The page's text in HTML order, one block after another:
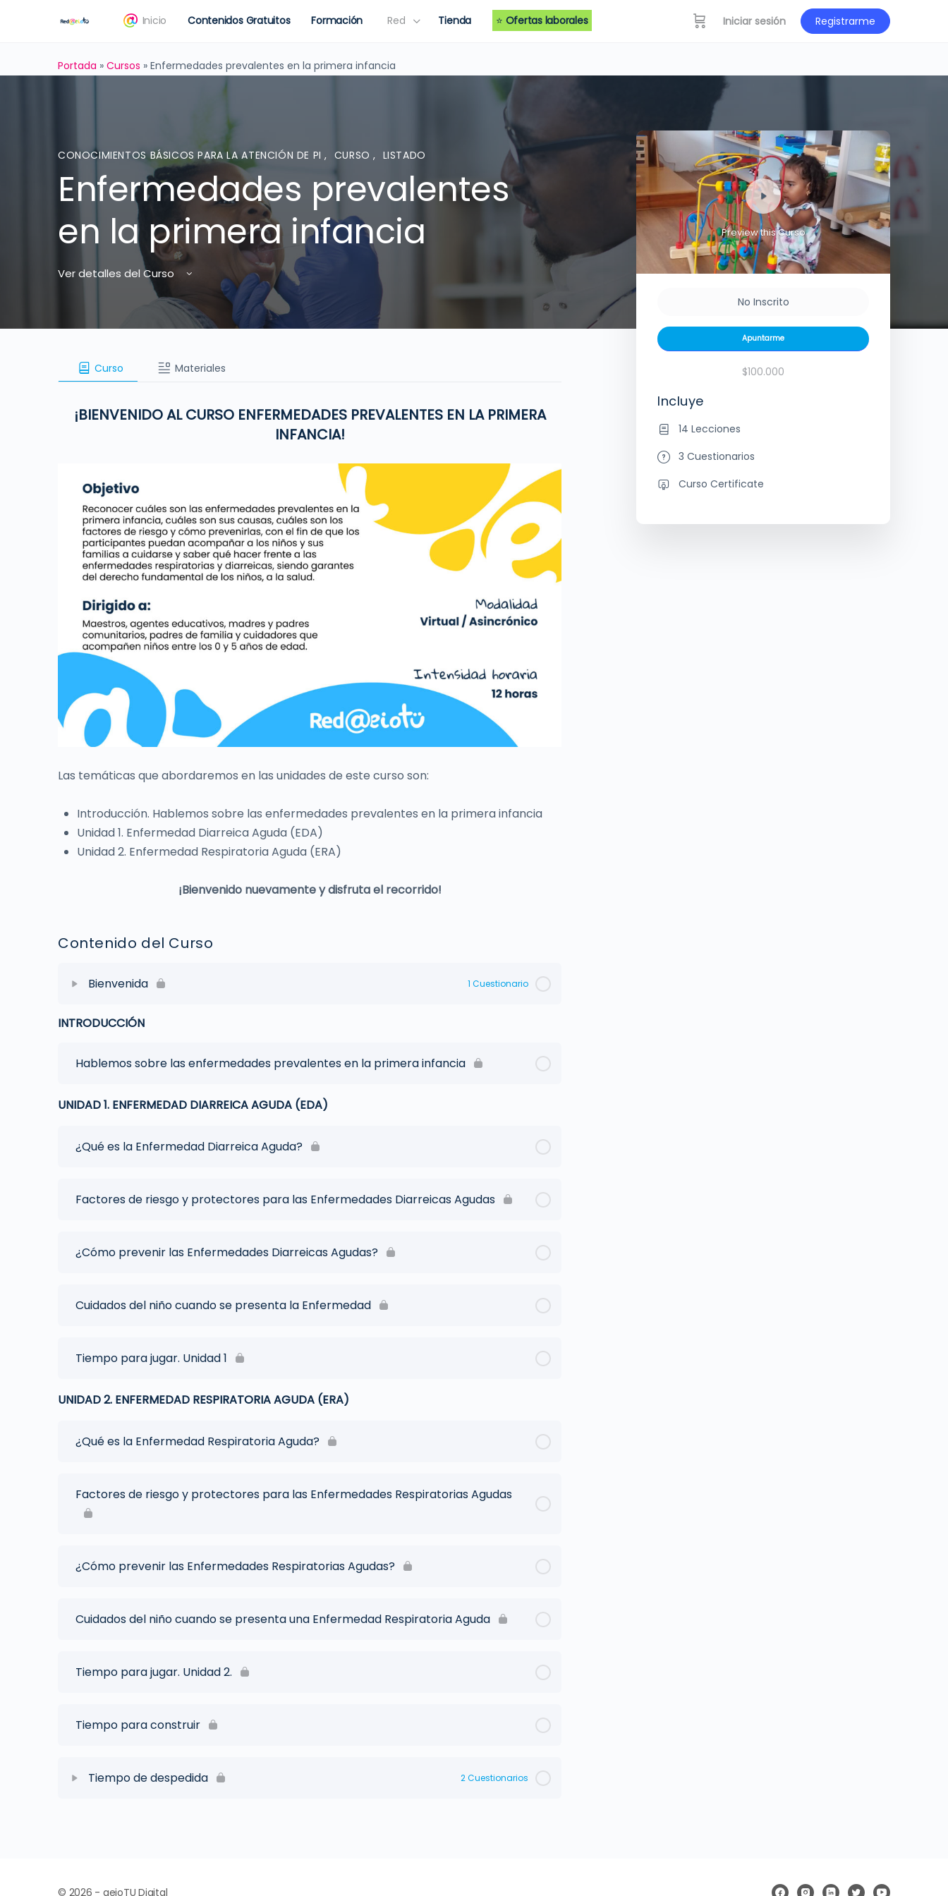
Inicio Contenidos Gratuitos Formación Red Tienda ⭐ Ofertas laborales Iniciar sesión Registrarme
Portada » Cursos » Enfermedades prevalentes en la primera infancia
CONOCIMIENTOS BÁSICOS PARA LA ATENCIÓN DE PI, CURSO, LISTADO
Enfermedades prevalentes
en la primera infancia
Ver detalles del Curso
Curso Materiales
¡BIENVENIDO AL CURSO ENFERMEDADES PREVALENTES EN LA PRIMERA
INFANCIA!
Las temáticas que abordaremos en las unidades de este curso son:
Introducción. Hablemos sobre las enfermedades prevalentes en la primera infancia
Unidad 1. Enfermedad Diarreica Aguda (EDA)
Unidad 2. Enfermedad Respiratoria Aguda (ERA)
¡Bienvenido nuevamente y disfruta el recorrido!
Contenido del Curso
Bienvenida 1 Cuestionario
INTRODUCCIÓN
Hablemos sobre las enfermedades prevalentes en la primera infancia
UNIDAD 1. ENFERMEDAD DIARREICA AGUDA (EDA)
¿Qué es la Enfermedad Diarreica Aguda?
Factores de riesgo y protectores para las Enfermedades Diarreicas Agudas
¿Cómo prevenir las Enfermedades Diarreicas Agudas?
Cuidados del niño cuando se presenta la Enfermedad
Tiempo para jugar. Unidad 1
UNIDAD 2. ENFERMEDAD RESPIRATORIA AGUDA (ERA)
¿Qué es la Enfermedad Respiratoria Aguda?
Factores de riesgo y protectores para las Enfermedades Respiratorias Agudas
¿Cómo prevenir las Enfermedades Respiratorias Agudas?
Cuidados del niño cuando se presenta una Enfermedad Respiratoria Aguda
Tiempo para jugar. Unidad 2.
Tiempo para construir
Tiempo de despedida 2 Cuestionarios
Preview this Curso
No Inscrito
Apuntarme
$100.000
Incluye
14 Lecciones
3 Cuestionarios
Curso Certificate
© 2026 - aeioTU Digital